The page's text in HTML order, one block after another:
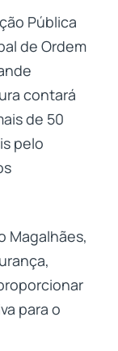
Pública
de Ordem
contará
de 50
pelo
Magalhães,
para o